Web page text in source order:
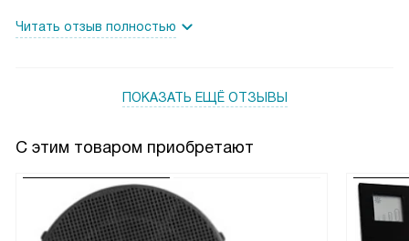
Читать отзыв полностью
ПОКАЗАТЬ ЕЩЁ ОТЗЫВЫ
С этим товаром приобретают